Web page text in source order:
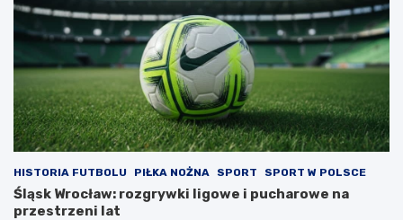
HISTORIA FUTBOLU PIŁKA NOŻNA SPORT SPORT W POLSCE
Śląsk Wrocław: rozgrywki ligowe i pucharowe na
przestrzeni lat